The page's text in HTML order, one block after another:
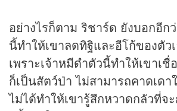
อย่างไรก็ตาม ริชาร์ด ยังบอกอีก
นี้ทำให้เขาลดทิฐิและอีโก้ของตัวเ
เพราะเจ้าหมีดำตัวนี้ทำให้เขาเชื่
ก็เป็นสัตว์ป่า ไม่สามารถคาดเดา
ไม่ได้ทำให้เขารู้สึกหวาดกลัวที่จ